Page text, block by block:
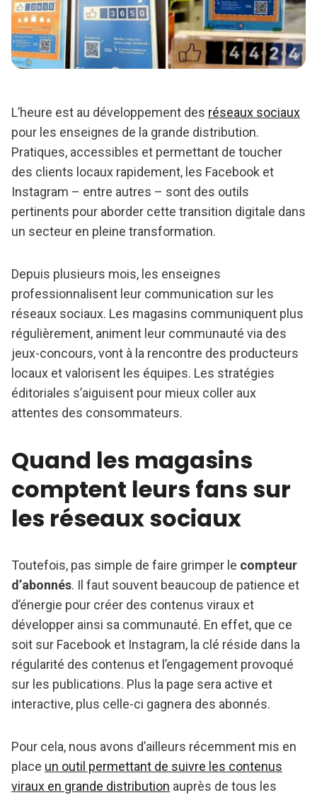
L’heure est au développement des réseaux sociaux
pour les enseignes de la grande distribution.
Pratiques, accessibles et permettant de toucher
des clients locaux rapidement, les Facebook et
Instagram – entre autres – sont des outils
pertinents pour aborder cette transition digitale dans
un secteur en pleine transformation.
Depuis plusieurs mois, les enseignes
professionnalisent leur communication sur les
réseaux sociaux. Les magasins communiquent plus
régulièrement, animent leur communauté via des
jeux-concours, vont à la rencontre des producteurs
locaux et valorisent les équipes. Les stratégies
éditoriales s’aiguisent pour mieux coller aux
attentes des consommateurs.
Quand les magasins
comptent leurs fans sur
les réseaux sociaux
Toutefois, pas simple de faire grimper le compteur
d’abonnés. Il faut souvent beaucoup de patience et
d’énergie pour créer des contenus viraux et
développer ainsi sa communauté. En effet, que ce
soit sur Facebook et Instagram, la clé réside dans la
régularité des contenus et l’engagement provoqué
sur les publications. Plus la page sera active et
interactive, plus celle-ci gagnera des abonnés.
Pour cela, nous avons d’ailleurs récemment mis en
place un outil permettant de suivre les contenus
viraux en grande distribution auprès de tous les